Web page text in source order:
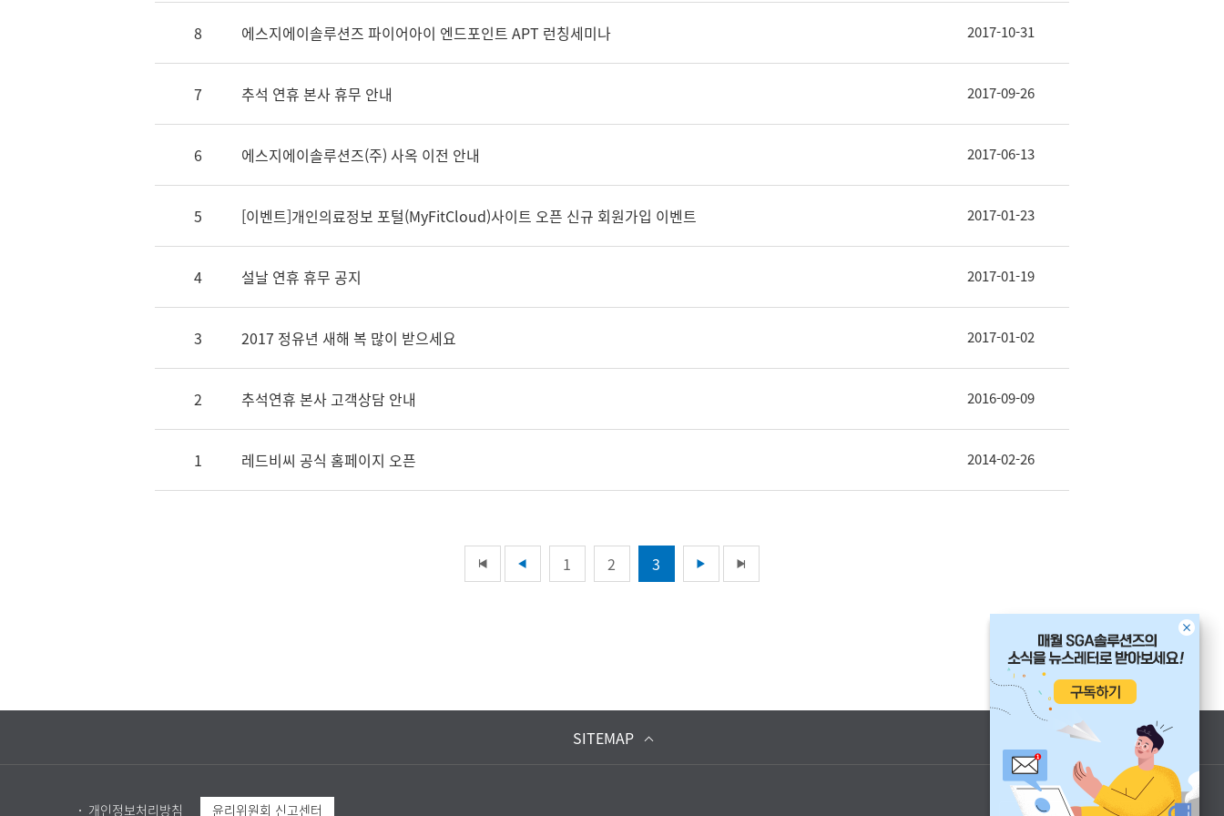
8 에스지에이솔루션즈 파이어아이 엔드포인트 APT 런칭세미나 2017-10-31
7 추석 연휴 본사 휴무 안내 2017-09-26
6 에스지에이솔루션즈(주) 사옥 이전 안내 2017-06-13
5 [이벤트]개인의료정보 포털(MyFitCloud)사이트 오픈 신규 회원가입 이벤트 2017-01-23
4 설날 연휴 휴무 공지 2017-01-19
3 2017 정유년 새해 복 많이 받으세요 2017-01-02
2 추석연휴 본사 고객상담 안내 2016-09-09
1 레드비씨 공식 홈페이지 오픈 2014-02-26
1 2 3
SITEMAP
개인정보처리방침 윤리위원회 신고센터